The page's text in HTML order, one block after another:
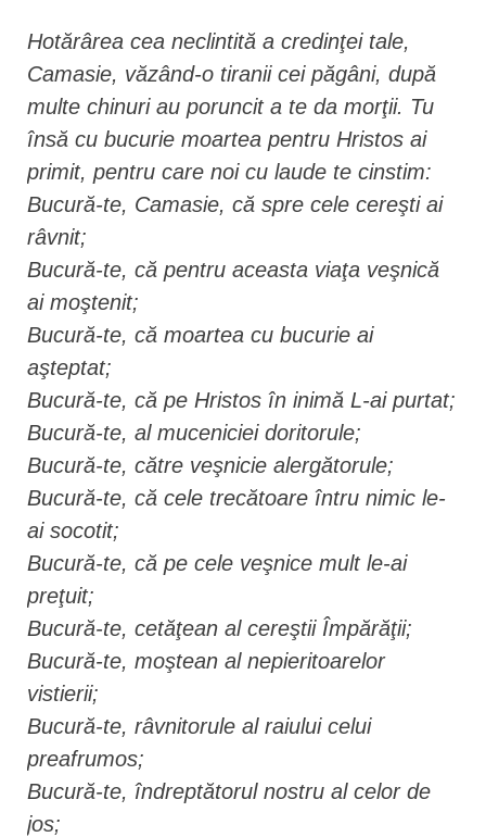
Hotărârea cea neclintită a credinţei tale,
Camasie, văzând-o tiranii cei păgâni, după
multe chinuri au poruncit a te da morţii. Tu
însă cu bucurie moartea pentru Hristos ai
primit, pentru care noi cu laude te cinstim:
Bucură-te, Camasie, că spre cele cereşti ai
râvnit;
Bucură-te, că pentru aceasta viaţa veşnică
ai moştenit;
Bucură-te, că moartea cu bucurie ai
aşteptat;
Bucură-te, că pe Hristos în inimă L-ai purtat;
Bucură-te, al muceniciei doritorule;
Bucură-te, către veşnicie alergătorule;
Bucură-te, că cele trecătoare întru nimic le-
ai socotit;
Bucură-te, că pe cele veşnice mult le-ai
preţuit;
Bucură-te, cetăţean al cereştii Împărăţii;
Bucură-te, moştean al nepieritoarelor
vistierii;
Bucură-te, râvnitorule al raiului celui
preafrumos;
Bucură-te, îndreptătorul nostru al celor de
jos;